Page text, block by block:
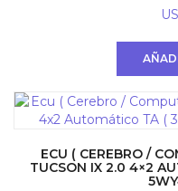
ECU ( CEREBRO /
TUCSON IX 2.0 4×2